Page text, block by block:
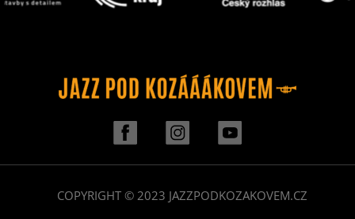
COPYRIGHT © 2023 JAZZPODKOZAKOVEM.CZ